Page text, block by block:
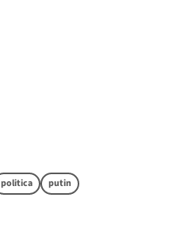
politica putin